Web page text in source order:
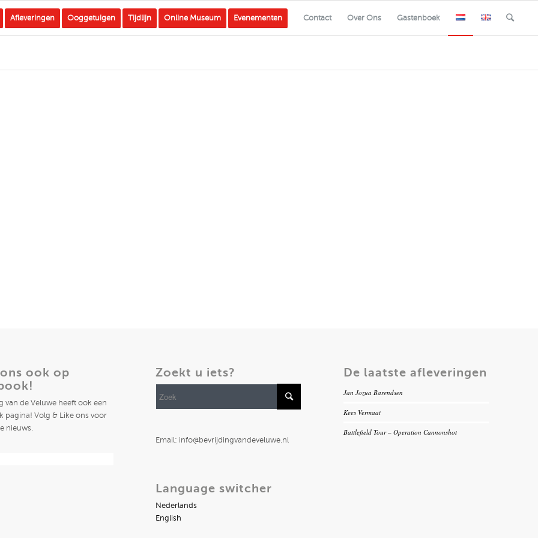
Afleveringen Ooggetuigen Tijdlijn Online Museum Evenementen Contact Over Ons Gastenboek
ook op
van de Veluwe heeft ook een
pagina! Volg & Like ons voor
nieuws.
Zoekt u iets?
Email: info@bevrijdingvandeveluwe.nl
Language switcher
Nederlands
English
De laatste afleveringen
Jan Jozua Barendsen
Kees Vermaat
Battlefield Tour – Operation Cannonshot